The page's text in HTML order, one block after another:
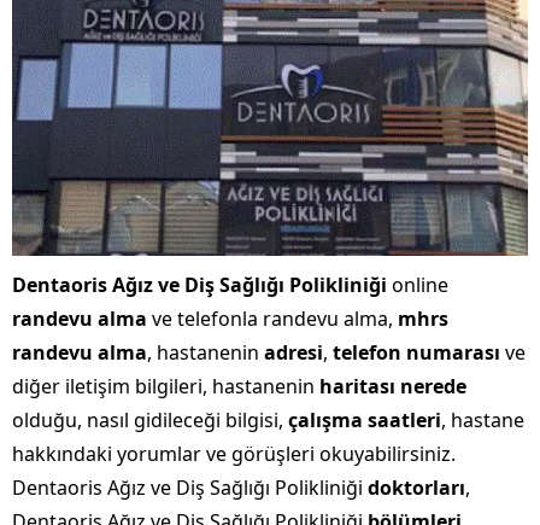
Dentaoris Ağız ve Diş Sağlığı Polikliniği online
randevu alma ve telefonla randevu alma, mhrs
randevu alma, hastanenin adresi, telefon numarası ve
diğer iletişim bilgileri, hastanenin haritası nerede
olduğu, nasıl gidileceği bilgisi, çalışma saatleri, hastane
hakkındaki yorumlar ve görüşleri okuyabilirsiniz.
Dentaoris Ağız ve Diş Sağlığı Polikliniği doktorları,